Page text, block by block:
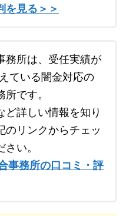
を見る＞＞
務所は、受任実績が
ている闇金対応の
です。
ど詳しい情報を知り
のリンクからチェッ
い。
事務所の口コミ・評